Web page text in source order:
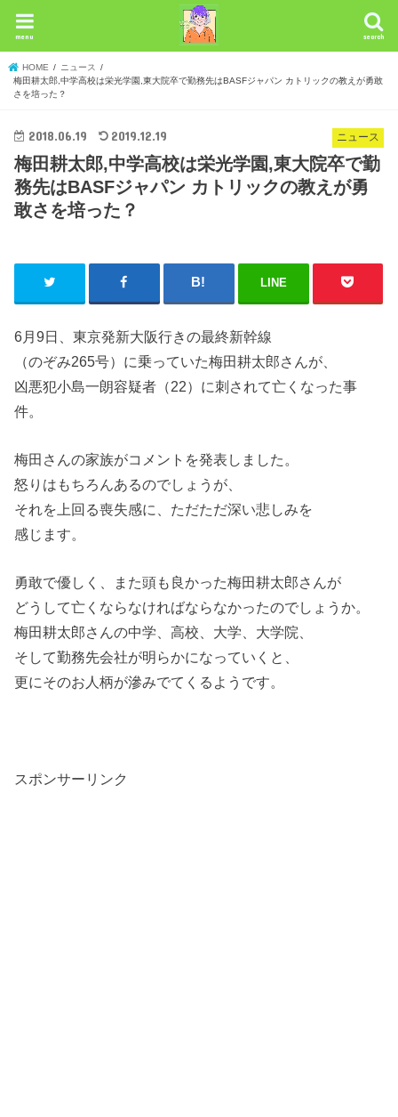
search
menu
HOME
ニュース
梅田耕太郎,中学高校は栄光学園,東大院卒で勤務先はBASFジャパン カトリックの教えが勇敢
さを培った？
ニュース
2018.06.19 2019.12.19
梅田耕太郎,中学高校は栄光学園,東大院卒で勤
務先はBASFジャパン カトリックの教えが勇
敢さを培った？
LINE
6月9日、東京発新大阪行きの最終新幹線
（のぞみ265号）に乗っていた梅田耕太郎さんが、
凶悪犯小島一朗容疑者（22）に刺されて亡くなった事
件。
梅田さんの家族がコメントを発表しました。
怒りはもちろんあるのでしょうが、
それを上回る喪失感に、ただただ深い悲しみを
感じます。
勇敢で優しく、また頭も良かった梅田耕太郎さんが
どうして亡くならなければならなかったのでしょうか。
梅田耕太郎さんの中学、高校、大学、大学院、
そして勤務先会社が明らかになっていくと、
更にそのお人柄が滲みでてくるようです。
スポンサーリンク